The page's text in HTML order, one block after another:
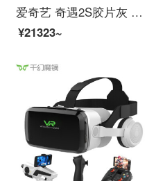
爱奇艺 奇遇2S胶片灰 4K VR一体机 VR眼镜 4G+128G内存 丰富影视游戏资源 【旗舰单品】
¥21323~